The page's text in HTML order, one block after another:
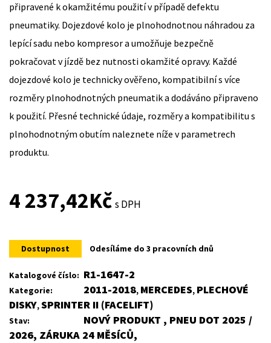
připravené k okamžitému použití v případě defektu
pneumatiky. Dojezdové kolo je plnohodnotnou náhradou za
lepící sadu nebo kompresor a umožňuje bezpečně
pokračovat v jízdě bez nutnosti okamžité opravy. Každé
dojezdové kolo je technicky ověřeno, kompatibilní s více
rozměry plnohodnotných pneumatik a dodáváno připraveno
k použití. Přesné technické údaje, rozměry a kompatibilitu s
plnohodnotným obutím naleznete níže v parametrech
produktu.
4 237,42Kč s DPH
Dostupnost Odesíláme do 3 pracovních dnů
Katalogové číslo: R1-1647-2
Kategorie: 2011-2018, MERCEDES, PLECHOVÉ
DISKY,SPRINTER II (FACELIFT)
Stav:
NOVÝ PRODUKT , PNEU DOT 2025 /
2026, ZÁRUKA 24 MĚSÍCŮ,